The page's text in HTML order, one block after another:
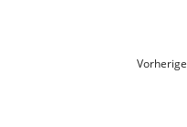
Vorherige